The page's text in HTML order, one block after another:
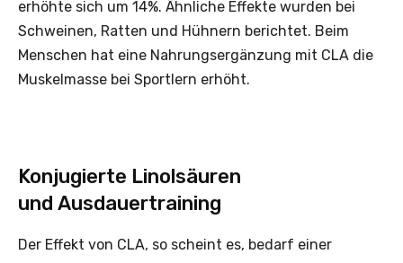
erhöhte sich um 14%. Ähnliche Effekte wurden bei
Schweinen, Ratten und Hühnern berichtet. Beim
Menschen hat eine Nahrungsergänzung mit CLA die
Muskelmasse bei Sportlern erhöht.
Konjugierte Linolsäuren
und Ausdauertraining
Der Effekt von CLA, so scheint es, bedarf einer